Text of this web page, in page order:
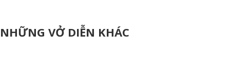
NHỮNG VỞ DIỄN KHÁC